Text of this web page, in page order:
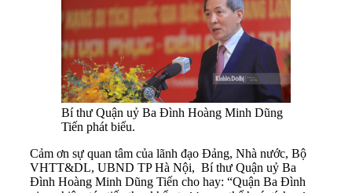
Bí thư Quận uỷ Ba Đình Hoàng Minh Dũng
Tiến phát biểu.
Cảm ơn sự quan tâm của lãnh đạo Đảng, Nhà nước, Bộ
VHTT&DL, UBND TP Hà Nội, Bí thư Quận uỷ Ba
Đình Hoàng Minh Dũng Tiến cho hay: “Quận Ba Đình